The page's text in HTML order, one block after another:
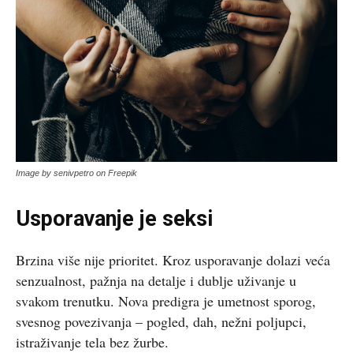
Image by senivpetro on Freepik
Usporavanje je seksi
Brzina više nije prioritet. Kroz usporavanje dolazi veća
senzualnost, pažnja na detalje i dublje uživanje u
svakom trenutku. Nova predigra je umetnost sporog,
svesnog povezivanja – pogled, dah, nežni poljupci,
istraživanje tela bez žurbe.